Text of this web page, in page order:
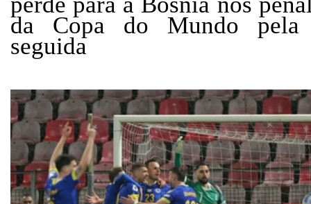
da Copa do Mundo pela
seguida